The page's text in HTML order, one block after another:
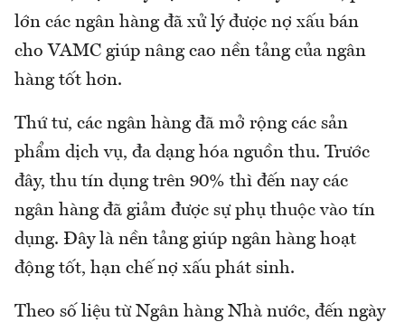
lớn các ngân hàng đã xử lý được nợ xấu bán
cho VAMC giúp nâng cao nền tảng của ngân
hàng tốt hơn.
Thứ tư, các ngân hàng đã mở rộng các sản
phẩm dịch vụ, đa dạng hóa nguồn thu. Trước
đây, thu tín dụng trên 90% thì đến nay các
ngân hàng đã giảm được sự phụ thuộc vào tín
dụng. Đây là nền tảng giúp ngân hàng hoạt
động tốt, hạn chế nợ xấu phát sinh.
Theo số liệu từ Ngân hàng Nhà nước, đến ngày